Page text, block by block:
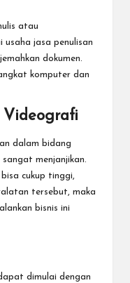
atau
usaha jasa penulisan
dokumen.
komputer dan
Videografi
dalam bidang
menjanjikan.
cukup tinggi,
tersebut, maka
bisnis ini
dimulai dengan